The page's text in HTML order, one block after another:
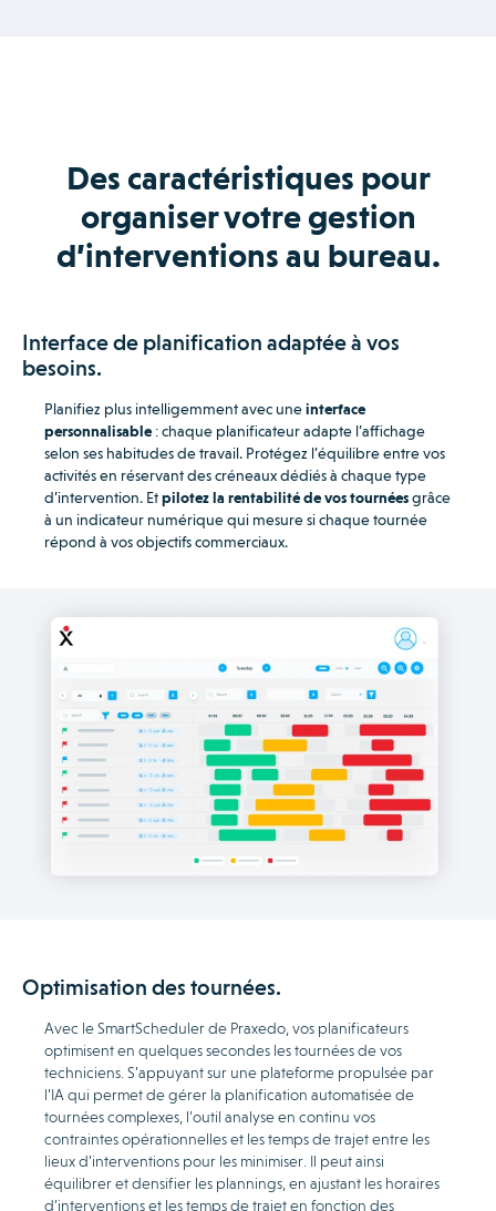
Des caractéristiques pour
organiser votre gestion
d’interventions au bureau.
Interface de planification adaptée à vos
besoins.
Planifiez plus intelligemment avec uneinterface
personnalisable: chaque planificateur adapte l’affichage
selon ses habitudes de travail. Protégez l’équilibre entre vos
activités en réservant des créneaux dédiés à chaque type
d’intervention. Etpilotez la rentabilité de vos tournéesgrâce
à un indicateur numérique qui mesure si chaque tournée
répond à vos objectifs commerciaux.
Optimisation des tournées.
Avec le SmartScheduler de Praxedo, vos planificateurs
optimisent en quelques secondes les tournées de vos
techniciens. S’appuyant sur une plateforme propulsée par
l’IA qui permet de gérer la planification automatisée de
tournées complexes, l’outil analyse en continu vos
contraintes opérationnelles et les temps de trajet entre les
lieux d’interventions pour les minimiser. Il peut ainsi
équilibrer et densifier les plannings, en ajustant les horaires
d’interventions et les temps de trajet en fonction des